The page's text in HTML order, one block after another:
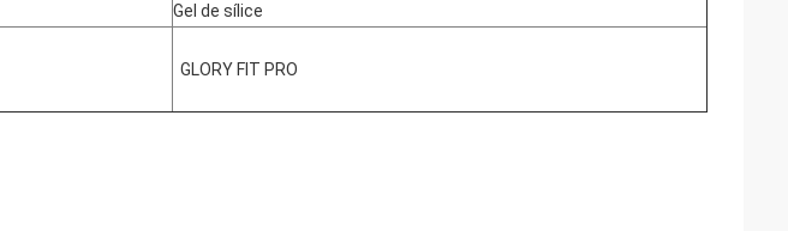
Gel de sílice
GLORY FIT PRO